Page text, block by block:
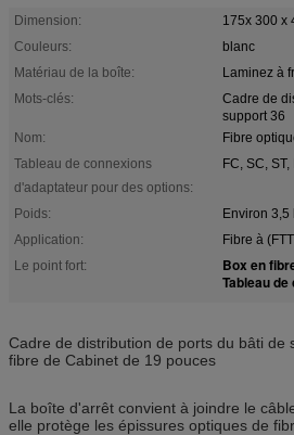
Dimension:
175x 300 x
Couleurs:
blanc
Matériau de la boîte:
Laminez à
Mots-clés:
Cadre de
support 36
Nom:
Fibre
Tableau de connexions
d'adaptateur pour des options:
FC, SC, ST,
Poids:
Environ 3,5
Application:
Fibre à
Le point fort:
Box en
Tableau
Cadre de distribution de ports du bâti de
fibre de Cabinet de 19 pouces
La boîte d'arrêt convient à joindre le
elle protège les épissures optiques de